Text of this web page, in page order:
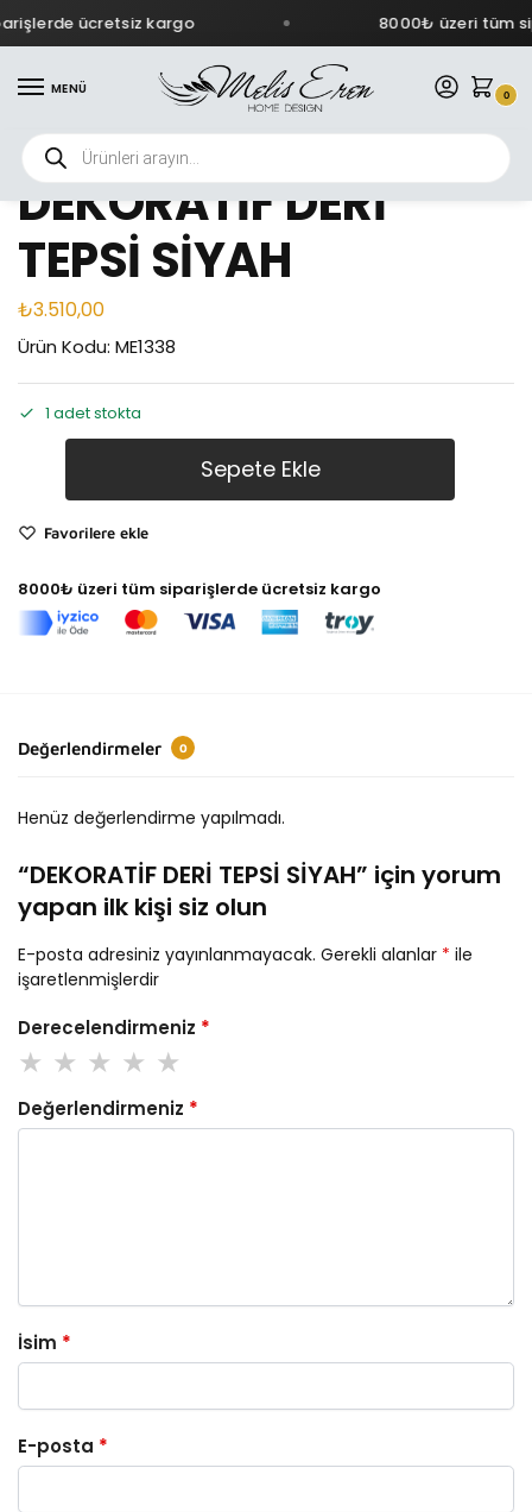
ücretsiz kargo 8000₺ üzeri tüm
MENÜ 0
DEKORATİF DERİ
TEPSİ SİYAH
₺3.510,00
Ürün Kodu: ME1338
1 adet stokta
Sepete Ekle
Favorilere ekle
8000₺ üzeri tüm siparişlerde ücretsiz kargo
Değerlendirmeler 0
Henüz değerlendirme yapılmadı.
“DEKORATİF DERİ TEPSİ SİYAH” için yorum
yapan ilk kişi siz olun
E-posta adresiniz yayınlanmayacak. Gerekli alanlar * ile
işaretlenmişlerdir
Derecelendirmeniz *
Değerlendirmeniz *
İsim *
E-posta *